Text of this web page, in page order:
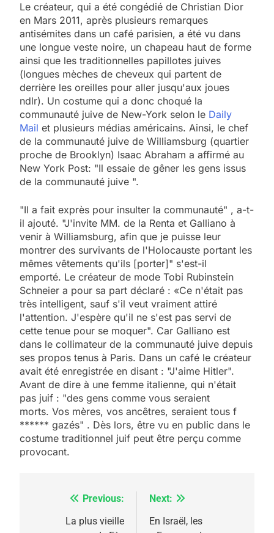
Le créateur, qui a été congédié de Christian Dior
en Mars 2011, après plusieurs remarques
antisémites dans un café parisien, a été vu dans
une longue veste noire, un chapeau haut de forme
ainsi que les traditionnelles papillotes juives
(longues mèches de cheveux qui partent de
derrière les oreilles pour aller jusqu'aux joues
ndlr). Un costume qui a donc choqué la
communauté juive de New-York selon le Daily
Mail et plusieurs médias américains. Ainsi, le chef
de la communauté juive de Williamsburg (quartier
proche de Brooklyn) Isaac Abraham a affirmé au
New York Post: "Il essaie de gêner les gens issus
de la communauté juive ".
"Il a fait exprès pour insulter la communauté" , a-t-
il ajouté. "J'invite MM. de la Renta et Galliano à
venir à Williamsburg, afin que je puisse leur
montrer des survivants de l'Holocauste portant les
mêmes vêtements qu'ils [porter]" s'est-il
emporté. Le créateur de mode Tobi Rubinstein
Schneier a pour sa part déclaré : «Ce n'était pas
très intelligent, sauf s'il veut vraiment attiré
l'attention. J'espère qu'il ne s'est pas servi de
cette tenue pour se moquer". Car Galliano est
dans le collimateur de la communauté juive depuis
ses propos tenus à Paris. Dans un café le créateur
avait été enregistrée en disant : "J'aime Hitler".
Avant de dire à une femme italienne, qui n'était
pas juif : "des gens comme vous seraient
morts. Vos mères, vos ancêtres, seraient tous f
****** gazés" . Dès lors, être vu en public dans le
costume traditionnel juif peut être perçu comme
provocant.
NavigationPrevious:
La plus vieille
Next:
En Israël, les
5
2025, l’année la plus
l’antisémitisme
FIÈRE, DIGNE ET RÉSILIENTE :